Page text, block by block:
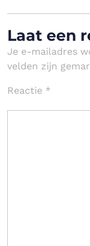
Laat een
Je e-mailadres
velden zijn
Reactie *